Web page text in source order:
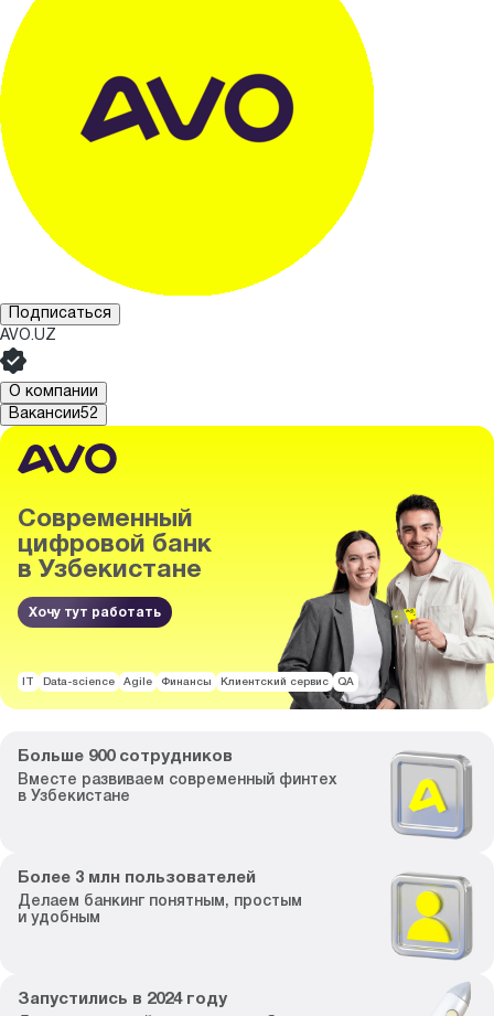
Подписаться
AVO.UZ
О компании
Вакансии52
Современный
цифровой банк
в Узбекистане
Хочу тут работать
Data-science Agile Финансы Клиентский сервис QA
Больше 900сотрудников
Вместе развиваем современный финтех
в Узбекистане
Более 3 млн пользователей
Делаем банкинг понятным, простым
и удобным
Запустились в 2024году